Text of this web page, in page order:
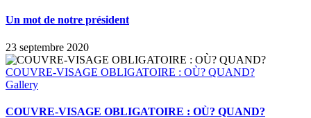
Un mot de notre président
23 septembre 2020
COUVRE-VISAGE OBLIGATOIRE : OÙ? QUAND?
Gallery
COUVRE-VISAGE OBLIGATOIRE : OÙ? QUAND?